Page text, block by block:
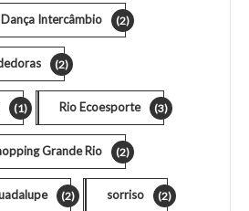
Intercâmbio (2)
(2)
(1) Rio Ecoesporte (3)
Grande Rio (2)
(2) sorriso (2)